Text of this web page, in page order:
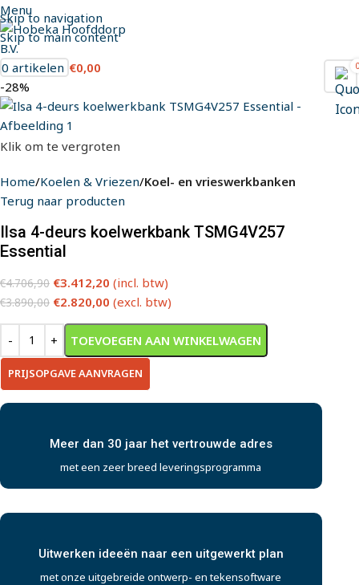
Skip to navigation
Skip to main content
Menu
0
0 artikelen €0,00
-28%
Klik om te vergroten
Home Koelen & Vriezen Koel- en vrieswerkbanken
Terug naar producten
Ilsa 4-deurs koelwerkbank TSMG4V257
Essential
€4.706,90 €3.412,20 (incl. btw)
€3.890,00 €2.820,00 (excl. btw)
TOEVOEGEN AAN WINKELWAGEN
PRIJSOPGAVE AANVRAGEN
Meer dan 30 jaar het vertrouwde adres
met een zeer breed leveringsprogramma
Uitwerken ideeën naar een uitgewerkt plan
met onze uitgebreide ontwerp- en tekensoftware